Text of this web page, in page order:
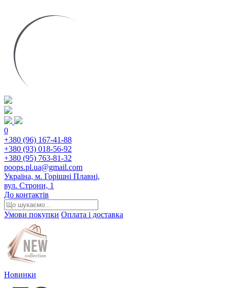
0
+380 (96) 167-41-88
+380 (93) 018-56-92
+380 (95) 763-81-32
poops.pl.ua@gmail.com
Україна, м. Горішні Плавні,
вул. Строни, 1
До контактів
Умови покупки Оплата і доставка
Новинки